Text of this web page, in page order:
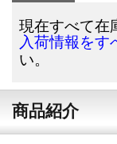
現在すべて在
入荷情報をす
い。
商品紹介